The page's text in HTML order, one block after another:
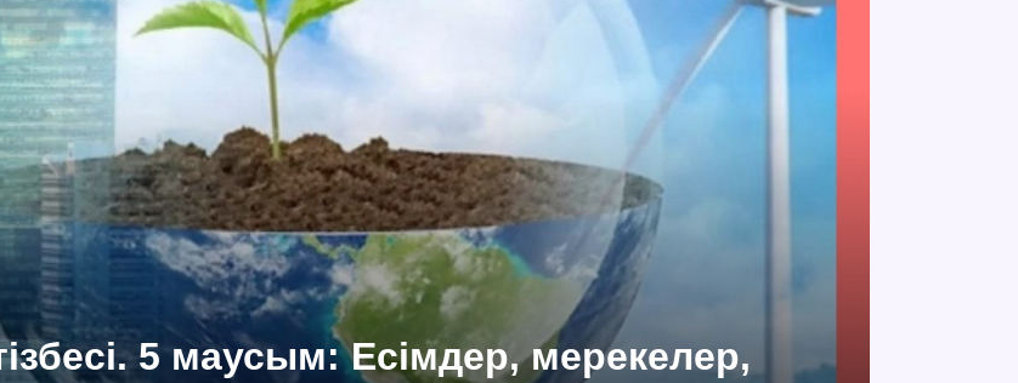
5 маусым: Есімдер, мерекелер,